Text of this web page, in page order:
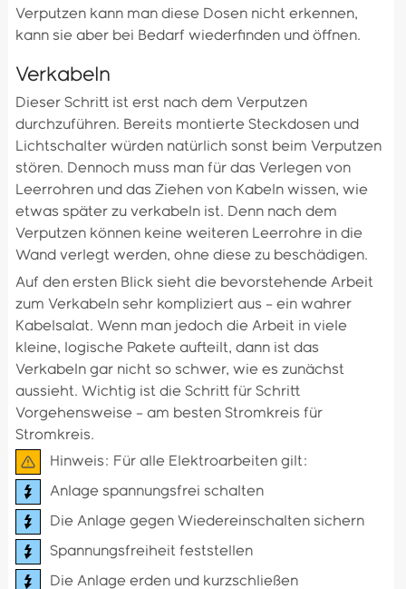
Verputzen kann man diese Dosen nicht erkennen,
kann sie aber bei Bedarf wiederfinden und öffnen.
Verkabeln
Dieser Schritt ist erst nach dem Verputzen
durchzuführen. Bereits montierte Steckdosen und
Lichtschalter würden natürlich sonst beim Verputzen
stören. Dennoch muss man für das Verlegen von
Leerrohren und das Ziehen von Kabeln wissen, wie
etwas später zu verkabeln ist. Denn nach dem
Verputzen können keine weiteren Leerrohre in die
Wand verlegt werden, ohne diese zu beschädigen.
Auf den ersten Blick sieht die bevorstehende Arbeit
zum Verkabeln sehr kompliziert aus – ein wahrer
Kabelsalat. Wenn man jedoch die Arbeit in viele
kleine, logische Pakete aufteilt, dann ist das
Verkabeln gar nicht so schwer, wie es zunächst
aussieht. Wichtig ist die Schritt für Schritt
Vorgehensweise – am besten Stromkreis für
Stromkreis.
Hinweis: Für alle Elektroarbeiten gilt:
Anlage spannungsfrei schalten
Die Anlage gegen Wiedereinschalten sichern
Spannungsfreiheit feststellen
Die Anlage erden und kurzschließen